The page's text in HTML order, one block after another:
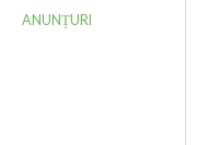
ANUNȚURI